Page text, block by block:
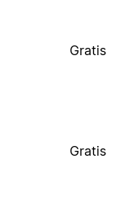
Gratis
Gratis